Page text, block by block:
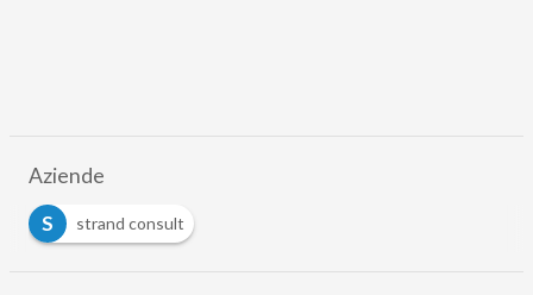
Aziende
S
strand consult